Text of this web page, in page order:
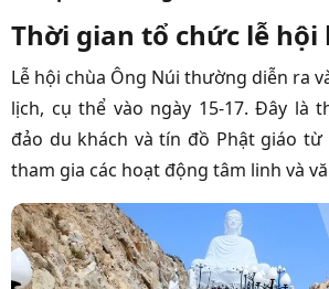
Thời gian tổ chức lễ hội
Lễ hội chùa Ông Núi thường diễn ra
lịch, cụ thể vào ngày 15-17. Đây là
đảo du khách và tín đồ Phật giáo
tham gia các hoạt động tâm linh và